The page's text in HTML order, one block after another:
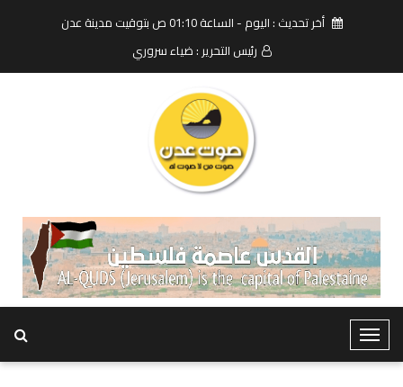
أخر تحديث : اليوم - الساعة 01:10 ص بتوقيت مدينة عدن
رئيس التحرير : ضياء سروري
T
o